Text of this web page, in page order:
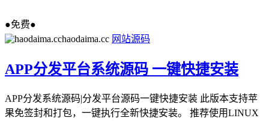
●免费●
haodaima.cc 网站源码
APP分发平台系统源码 一键快捷安装
APP分发系统源码|分发平台源码一键快捷安装 此版本支持苹
果免签封和打包，一键执行全新快捷安装。 推荐使用LINUX